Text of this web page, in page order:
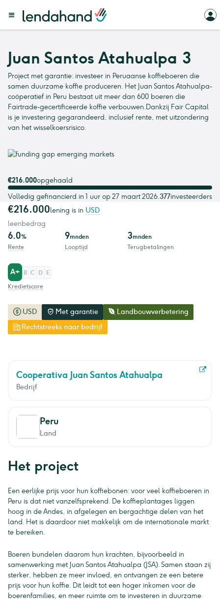
Juan Santos Atahualpa 3
Project met garantie: investeer in Peruaanse koffieboeren die
samen duurzame koffie produceren. Het Juan Santos Atahualpa-
coöperatief in Peru bestaat uit meer dan 600 boeren die
Fairtrade-gecertificeerde koffie verbouwen.Dankzij Fair Capital
is je investering gegarandeerd, inclusief rente, met uitzondering
van het wisselkoersrisico.
Cooperativa Juan Santos Atahualpa
Bedrijf
Peru
Land
Het project
Een eerlijke prijs voor hun koffiebonen: voor veel koffieboeren in
Peru is dat niet vanzelfsprekend. De koffieplantages liggen
hoog in de Andes, in afgelegen en bergachtige delen van het
land. Het is daardoor niet makkelijk om de internationale markt
te bereiken.
Boeren bundelen daarom hun krachten, bijvoorbeeld in
samenwerking met Juan Santos Atahualpa (JSA). Samen staan zij
sterker, hebben ze meer invloed, en ontvangen ze een betere
prijs voor hun koffie. Dit leidt tot een hoger inkomen voor de
boerenfamilies, en meer ruimte om te investeren in duurzame
€216.000opgehaald
Volledig gefinancierd in 1 uur op 27 maart 2026.377investeerders
€216.000lening is in USD
leenbedrag
6.0%
Rente
9mnden
Looptijd
3mnden
Terugbetalingen
A+ B C D
E
Kredietscore
USD Met garantie
Landbouwverbetering
Rechtstreeks naar bedrijf